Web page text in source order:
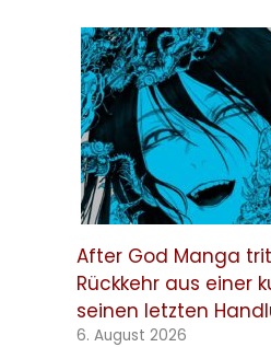
After God Manga
Rückkehr aus einer
seinen letzten
6. August 2026